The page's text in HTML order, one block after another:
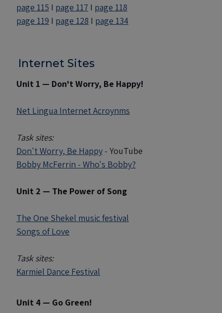
page 115 I page 117 I page 118
page 119 I page 128 I page 134
Internet Sites
Unit 1 — Don't Worry, Be Happy!
Net Lingua Internet Acroynms
Task sites:
Don't Worry, Be Happy - YouTube
Bobby McFerrin - Who's Bobby?
Unit 2 — The Power of Song
The One Shekel music festival
Songs of Love
Task sites:
Karmiel Dance Festival
Unit 4 — Go Green!